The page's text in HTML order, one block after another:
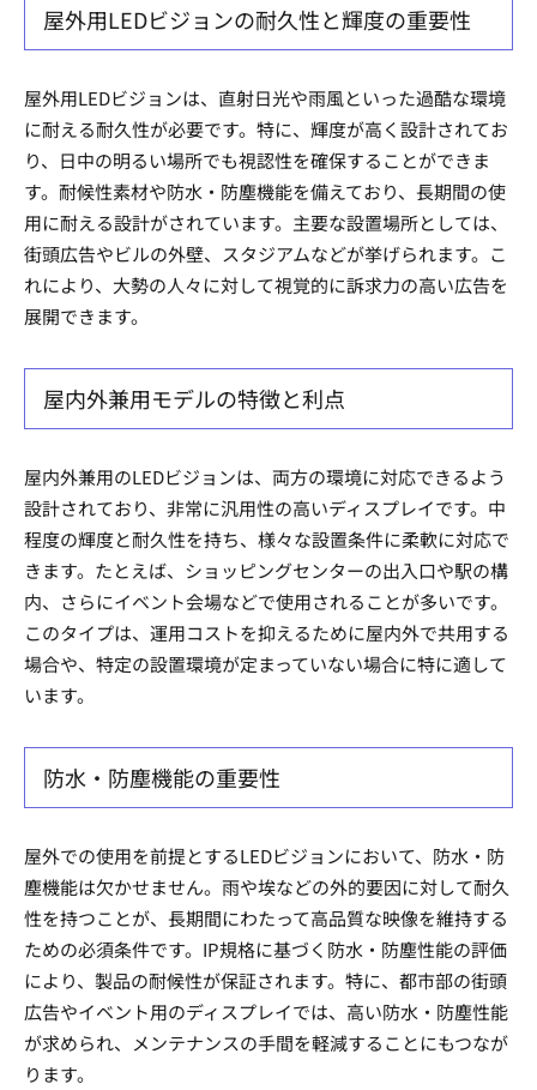
屋外用LEDビジョンの耐久性と輝度の重要性
屋外用LEDビジョンは、直射日光や雨風といった過酷な環境
に耐える耐久性が必要です。特に、輝度が高く設計されてお
り、日中の明るい場所でも視認性を確保することができま
す。耐候性素材や防水・防塵機能を備えており、長期間の使
用に耐える設計がされています。主要な設置場所としては、
街頭広告やビルの外壁、スタジアムなどが挙げられます。こ
れにより、大勢の人々に対して視覚的に訴求力の高い広告を
展開できます。
屋内外兼用モデルの特徴と利点
屋内外兼用のLEDビジョンは、両方の環境に対応できるよう
設計されており、非常に汎用性の高いディスプレイです。中
程度の輝度と耐久性を持ち、様々な設置条件に柔軟に対応で
きます。たとえば、ショッピングセンターの出入口や駅の構
内、さらにイベント会場などで使用されることが多いです。
このタイプは、運用コストを抑えるために屋内外で共用する
場合や、特定の設置環境が定まっていない場合に特に適して
います。
防水・防塵機能の重要性
屋外での使用を前提とするLEDビジョンにおいて、防水・防
塵機能は欠かせません。雨や埃などの外的要因に対して耐久
性を持つことが、長期間にわたって高品質な映像を維持する
ための必須条件です。IP規格に基づく防水・防塵性能の評価
により、製品の耐候性が保証されます。特に、都市部の街頭
広告やイベント用のディスプレイでは、高い防水・防塵性能
が求められ、メンテナンスの手間を軽減することにもつなが
ります。